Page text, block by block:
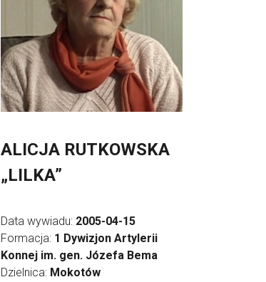
ALICJA RUTKOWSKA
„LILKA”
Data wywiadu: 2005-04-15
Formacja: 1 Dywizjon Artylerii
Konnej im. gen. Józefa Bema
Dzielnica: Mokotów